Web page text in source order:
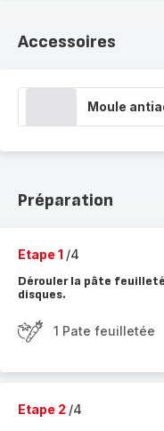
Accessoires
Moule
Préparation
Etape 1 /4
Dérouler la pâte
disques.
1 Pate feuilletée
Etape 2 /4